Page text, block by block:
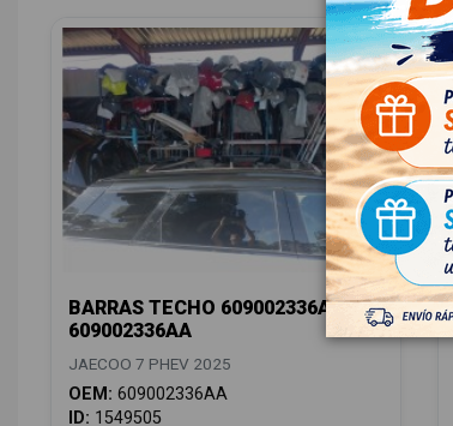
BARRAS TECHO 609002336AA
609002336AA
JAECOO 7 PHEV 2025
OEM: 609002336AA
ID: 1549505